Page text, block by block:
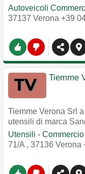
Autoveicoli
37137 Verona +39
Tiemme
Tiemme Verona Srl
utensili di marca
Utensili -
71/A , 37136 Verona